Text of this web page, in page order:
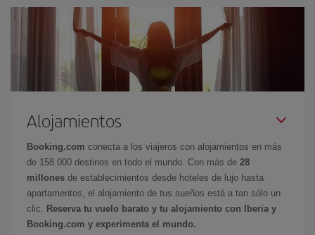
Alojamientos
Booking.com conecta a los viajeros con alojamientos en más
de 158.000 destinos en todo el mundo. Con más de 28
millones de establecimientos desde hoteles de lujo hasta
apartamentos, el alojamiento de tus sueños está a tan sólo un
clic.
Reserva tu vuelo barato y tu alojamiento con Iberia y
Booking.com y experimenta el mundo.